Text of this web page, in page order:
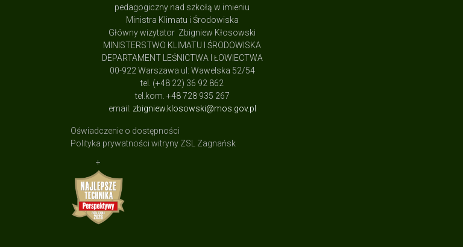
pedagogiczny nad szkołą w imieniu
Ministra Klimatu i Środowiska
Główny wizytator Zbigniew Kłosowski
MINISTERSTWO KLIMATU I ŚRODOWISKA
DEPARTAMENT LEŚNICTWA I ŁOWIECTWA
00-922 Warszawa ul: Wawelska 52/54
tel. (+48 22) 36 92 862
tel.kom. +48 728 935 267
email: zbigniew.klosowski@mos.gov.pl
Oświadczenie o dostępności
Polityka prywatności witryny ZSL Zagnańsk
+